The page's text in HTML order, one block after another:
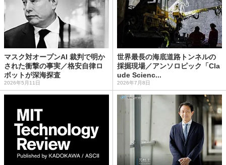
マスク対オープンAI 裁判で明か
された衝撃の事実／格安自律ロ
ボットが深海探査
2026年5月11日
世界最長の海底道路トンネルの
採掘現場／アンソロピック「Cla
ude Scienc...
2026年7月8日